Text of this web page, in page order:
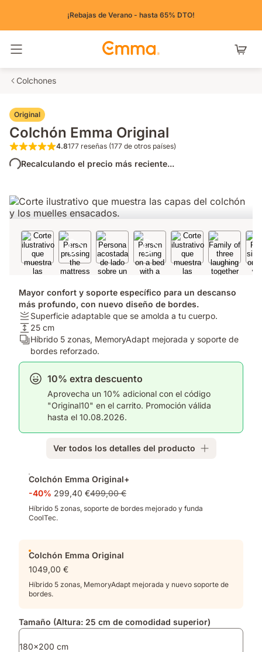
¡Rebajas de Verano - hasta 65% DTO!
Colchones
Original
Colchón Emma Original
4.8 de 5 estrellas 177 reseñas (177 de otros
4.8177 reseñas (177 de otros países)
Recalculando el precio más reciente...
Mayor confort y soporte específico para un descanso
más profundo, con nuevo diseño de bordes.
Firmeza:
Superficie
adaptable
que
se
amolda
Superficie adaptable que se amolda a tu cuerpo.
Altura
del
colchón:
25
25 cm
Número
capas:
Híbrido
MemoryAdapt
mejorada
y
reforzado.
Híbrido 5 zonas, MemoryAdapt mejorada y soporte de
bordes reforzado.
10% extra descuento
Aprovecha un 10% adicional con el código
"Original10" en el carrito. Promoción válida
hasta el 10.08.2026.
Ver todos los detalles del producto
Colchón Emma Original+
-40% 299,40 €499,00 €
Híbrido 5 zonas, soporte de bordes mejorado y funda
CoolTec.
Colchón Emma Original
1049,00 €
Híbrido 5 zonas, MemoryAdapt mejorada y nuevo soporte de
bordes.
Tamaño (Altura: 25 cm de comodidad superior)
180x200 cm